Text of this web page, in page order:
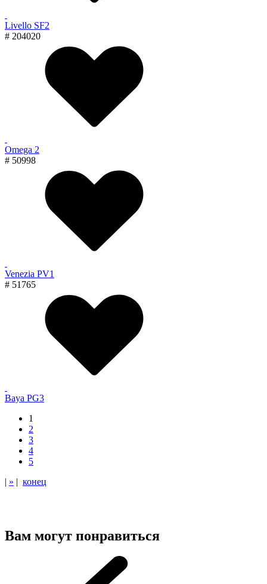
Livello SF2
# 204020
Omega 2
# 50998
Venezia PV1
# 51765
Baya PG3
1
2
3
4
5
| » | конец
Вам могут понравиться